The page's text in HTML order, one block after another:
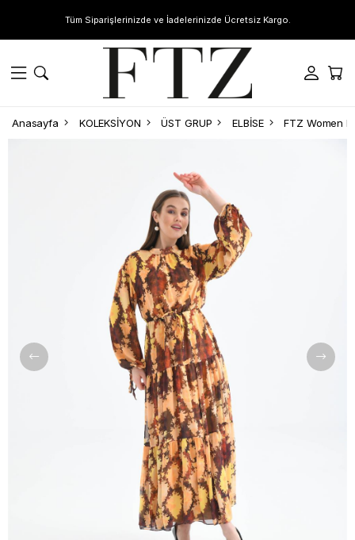
Tüm Siparişlerinizde ve İadelerinizde Ücretsiz Kargo.
Anasayfa KOLEKSİYON ÜST GRUP ELBİSE FTZ Women